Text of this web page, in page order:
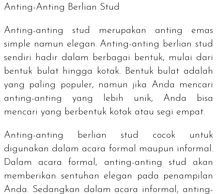
Anting-Anting Berlian Stud
Anting-anting stud merupakan anting emas
simple namun elegan. Anting-anting berlian stud
sendiri hadir dalam berbagai bentuk, mulai dari
bentuk bulat hingga kotak. Bentuk bulat adalah
yang paling populer, namun jika Anda mencari
anting-anting yang lebih unik, Anda bisa
mencari yang berbentuk kotak atau segi empat.
Anting-anting berlian stud cocok untuk
digunakan dalam acara formal maupun informal.
Dalam acara formal, anting-anting stud akan
memberikan sentuhan elegan pada penampilan
Anda. Sedangkan dalam acara informal, anting-